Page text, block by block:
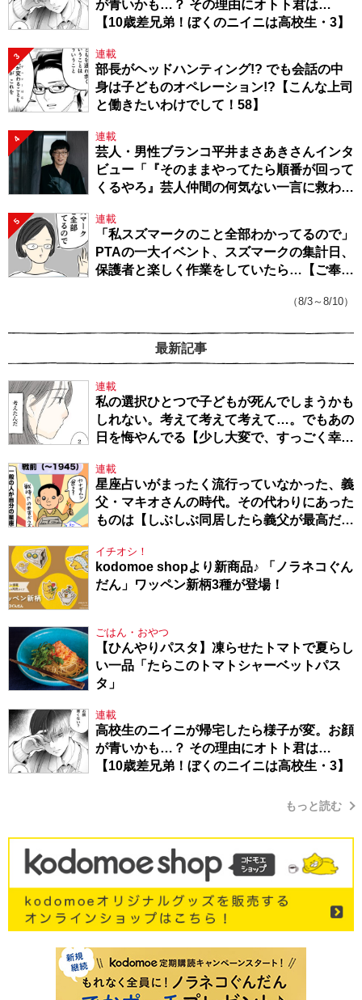
が青いかも…？ その理由にオトト君は…
【10歳差兄弟！ぼくのニイニは高校生・3】
3 連載
部長がヘッドハンティング!? でも会話の中
身は子どものオペレーション!?【こんな上司
と働きたいわけでして！58】
4 連載
芸人・男性ブランコ平井まさあきさんインタ
ビュー「『そのままやってたら順番が回って
くるやろ』芸人仲間の何気ない一言に救われ
5 連載
「私スズマークのこと全部わかってるので」
PTAの一大イベント、スズマークの集計日、
保護者と楽しく作業をしていたら…【ご奉仕
（8/3～8/10）
最新記事
連載
私の選択ひとつで子どもが死んでしまうかも
しれない。考えて考えて考えて…。でもあの
日を悔やんでる【少し大変で、すっごく幸せ
～・54】
連載
星座占いがまったく流行っていなかった、義
父・マキオさんの時代。その代わりにあった
ものは【しぶしぶ同居したら義父が最高だっ
イチオシ！
kodomoe shopより新商品♪ 「ノラネコぐん
だん」ワッペン新柄3種が登場！
ごはん・おやつ
【ひんやりパスタ】凍らせたトマトで夏らし
い一品「たらこのトマトシャーベットパス
タ」
連載
高校生のニイニが帰宅したら様子が変。お顔
が青いかも…？ その理由にオトト君は…
【10歳差兄弟！ぼくのニイニは高校生・3】
もっと読む